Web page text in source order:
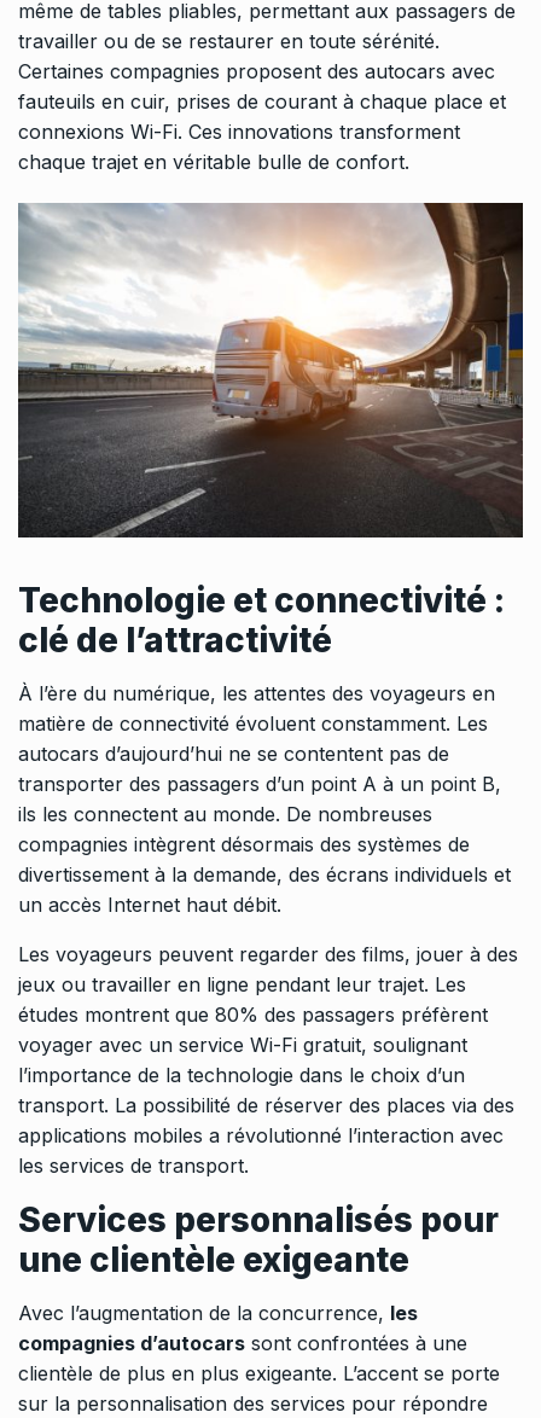
même de tables pliables, permettant aux passagers de
travailler ou de se restaurer en toute sérénité.
Certaines compagnies proposent des autocars avec
fauteuils en cuir, prises de courant à chaque place et
connexions Wi-Fi. Ces innovations transforment
chaque trajet en véritable bulle de confort.
Technologie et connectivité :
clé de l’attractivité
À l’ère du numérique, les attentes des voyageurs en
matière de connectivité évoluent constamment. Les
autocars d’aujourd’hui ne se contentent pas de
transporter des passagers d’un point A à un point B,
ils les connectent au monde. De nombreuses
compagnies intègrent désormais des systèmes de
divertissement à la demande, des écrans individuels et
un accès Internet haut débit.
Les voyageurs peuvent regarder des films, jouer à des
jeux ou travailler en ligne pendant leur trajet. Les
études montrent que 80% des passagers préfèrent
voyager avec un service Wi-Fi gratuit, soulignant
l’importance de la technologie dans le choix d’un
transport. La possibilité de réserver des places via des
applications mobiles a révolutionné l’interaction avec
les services de transport.
Services personnalisés pour
une clientèle exigeante
Avec l’augmentation de la concurrence, les
compagnies d’autocars sont confrontées à une
clientèle de plus en plus exigeante. L’accent se porte
sur la personnalisation des services pour répondre